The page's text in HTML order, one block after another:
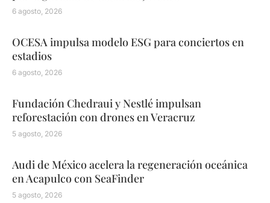
6 agosto, 2026
OCESA impulsa modelo ESG para conciertos en
estadios
6 agosto, 2026
Fundación Chedraui y Nestlé impulsan
reforestación con drones en Veracruz
5 agosto, 2026
Audi de México acelera la regeneración oceánica
en Acapulco con SeaFinder
5 agosto, 2026